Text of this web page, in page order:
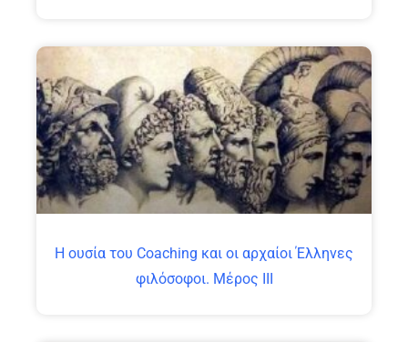
Η ουσία του Coaching και οι αρχαίοι Έλληνες
φιλόσοφοι. Μέρος ΙΙΙ